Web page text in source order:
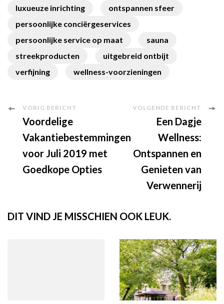
luxueuze inrichting
ontspannen sfeer
persoonlijke conciërgeservices
persoonlijke service op maat
sauna
streekproducten
uitgebreid ontbijt
verfijning
wellness-voorzieningen
Berichtnavigatie
VORIG BERICHT
Voordelige
Vakantiebestemmingen
voor Juli 2019 met
Goedkope Opties
VOLGENDE BERICHT
Een Dagje
Wellness:
Ontspannen en
Genieten van
Verwennerij
DIT VIND JE MISSCHIEN OOK LEUK.